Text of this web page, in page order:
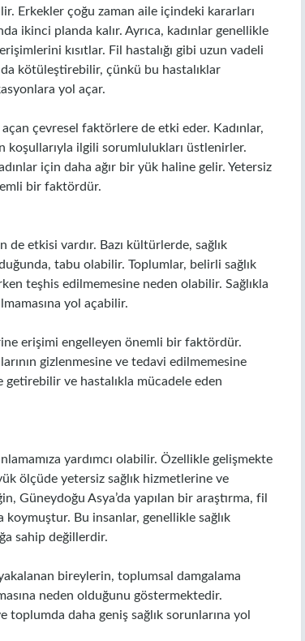
Erkekler çoğu zaman aile içindeki kararları
ikinci planda kalır. Ayrıca, kadınlar genellikle
kısıtlar. Fil hastalığı gibi uzun vadeli
da kötüleştirebilir, çünkü bu hastalıklar
yol açar.
çevresel faktörlere de etki eder. Kadınlar,
koşullarıyla ilgili sorumlulukları üstlenirler.
için daha ağır bir yük haline gelir. Yetersiz
bir faktördür.
de etkisi vardır. Bazı kültürlerde, sağlık
tabu olabilir. Toplumlar, belirli sağlık
teşhis edilmemesine neden olabilir. Sağlıkla
yol açabilir.
erişimi engelleyen önemli bir faktördür.
gizlenmesine ve tedavi edilmemesine
ve hastalıkla mücadele eden
yardımcı olabilir. Özellikle gelişmekte
ölçüde yetersiz sağlık hizmetlerine ve
Güneydoğu Asya’da yapılan bir araştırma, fil
koymuştur. Bu insanlar, genellikle sağlık
sahip değillerdir.
bireylerin, toplumsal damgalama
neden olduğunu göstermektedir.
daha geniş sağlık sorunlarına yol